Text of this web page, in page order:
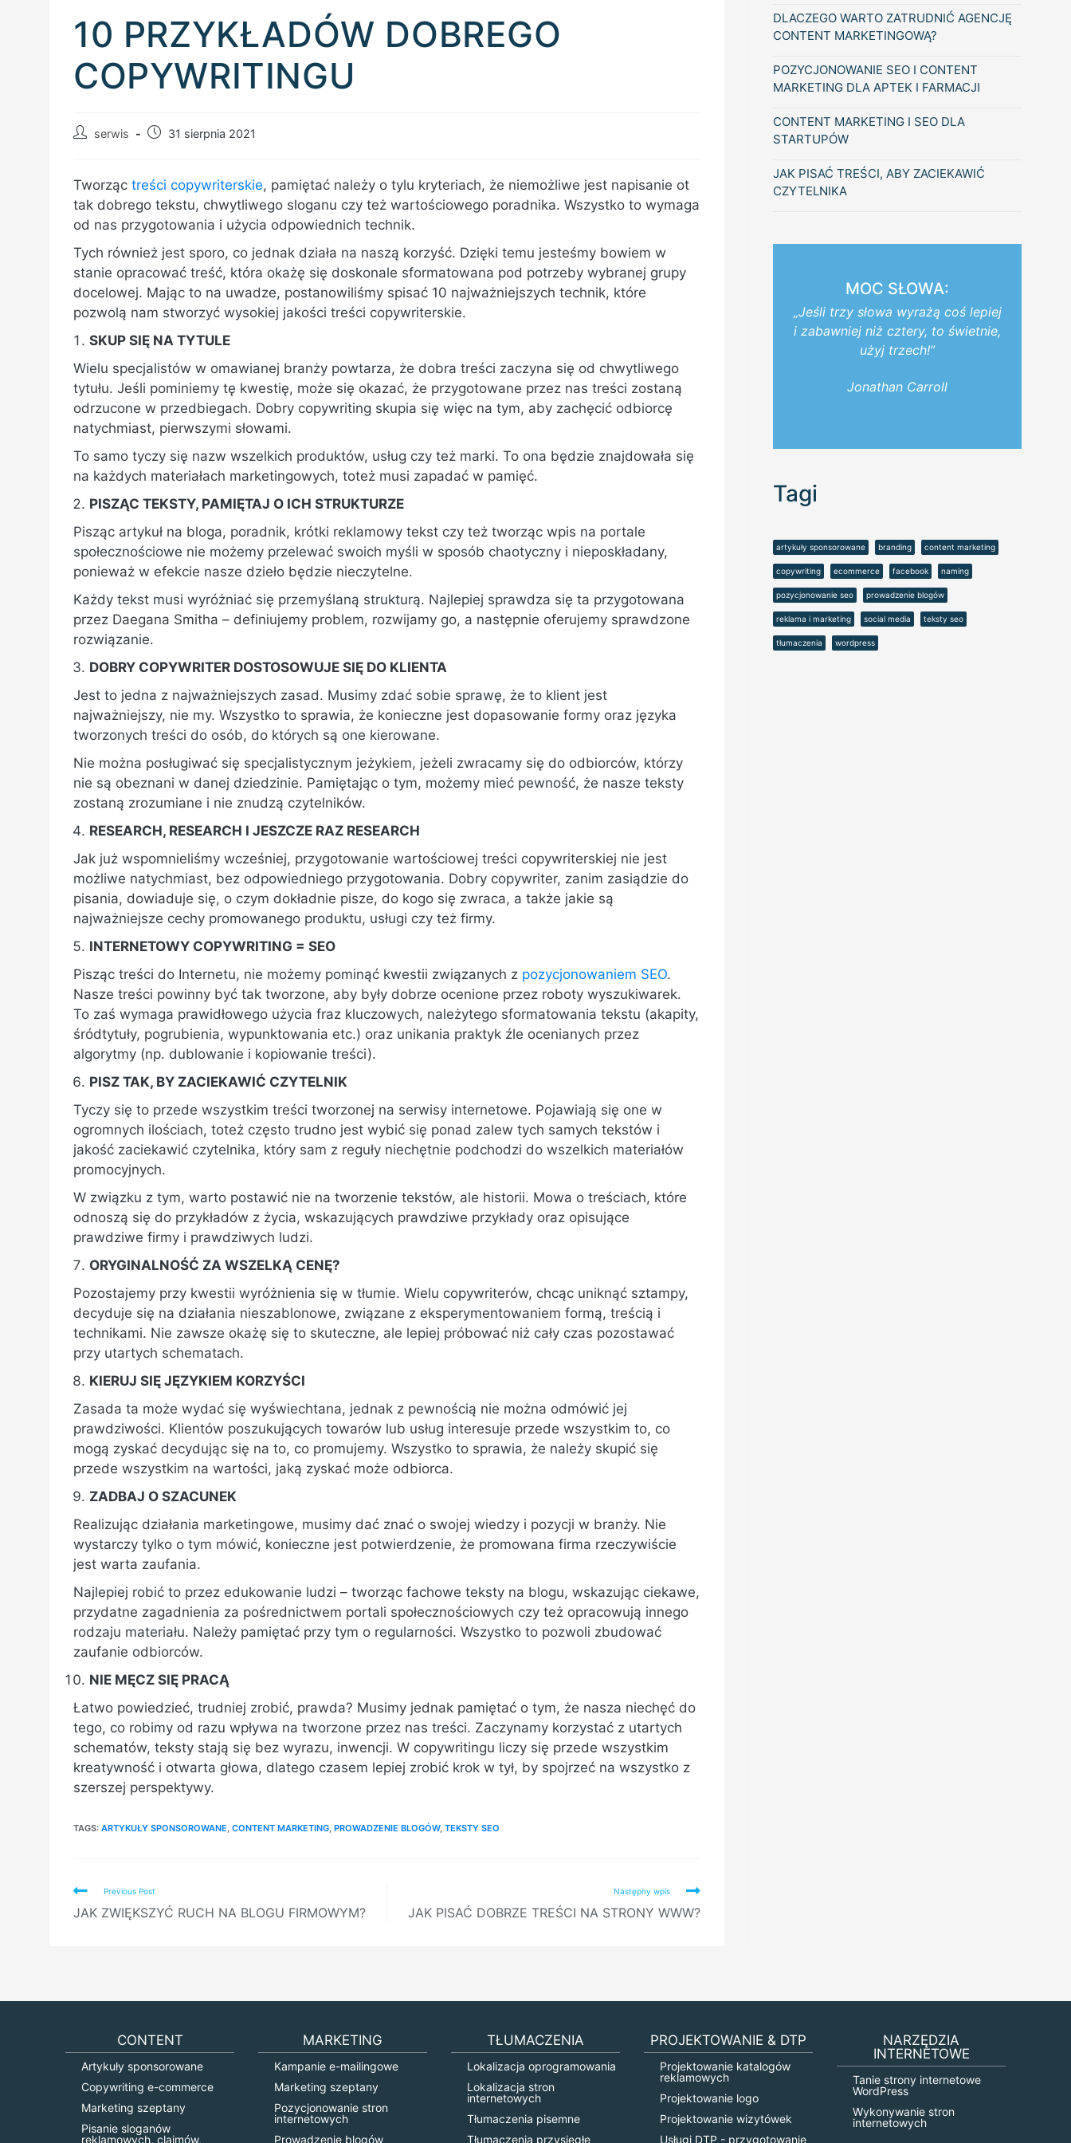
10 PRZYKŁADÓW DOBREGO
COPYWRITINGU
Postserwis
Post31 sierpnia 2021
Tworząc treści copywriterskie, pamiętać należy o tylu kryteriach, że niemożliwe jest napisanie ot
tak dobrego tekstu, chwytliwego sloganu czy też wartościowego poradnika. Wszystko to wymaga
od nas przygotowania i użycia odpowiednich technik.
Tych również jest sporo, co jednak działa na naszą korzyść. Dzięki temu jesteśmy bowiem w
stanie opracować treść, która okażę się doskonale sformatowana pod potrzeby wybranej grupy
docelowej. Mając to na uwadze, postanowiliśmy spisać 10 najważniejszych technik, które
pozwolą nam stworzyć wysokiej jakości treści copywriterskie.
SKUP SIĘ NA TYTULE
Wielu specjalistów w omawianej branży powtarza, że dobra treści zaczyna się od chwytliwego
tytułu. Jeśli pominiemy tę kwestię, może się okazać, że przygotowane przez nas treści zostaną
odrzucone w przedbiegach. Dobry copywriting skupia się więc na tym, aby zachęcić odbiorcę
natychmiast, pierwszymi słowami.
To samo tyczy się nazw wszelkich produktów, usług czy też marki. To ona będzie znajdowała się
na każdych materiałach marketingowych, toteż musi zapadać w pamięć.
PISZĄC TEKSTY, PAMIĘTAJ O ICH STRUKTURZE
Pisząc artykuł na bloga, poradnik, krótki reklamowy tekst czy też tworząc wpis na portale
społecznościowe nie możemy przelewać swoich myśli w sposób chaotyczny i nieposkładany,
ponieważ w efekcie nasze dzieło będzie nieczytelne.
Każdy tekst musi wyróżniać się przemyślaną strukturą. Najlepiej sprawdza się ta przygotowana
przez Daegana Smitha – definiujemy problem, rozwijamy go, a następnie oferujemy sprawdzone
rozwiązanie.
DOBRY COPYWRITER DOSTOSOWUJE SIĘ DO KLIENTA
Jest to jedna z najważniejszych zasad. Musimy zdać sobie sprawę, że to klient jest
najważniejszy, nie my. Wszystko to sprawia, że konieczne jest dopasowanie formy oraz języka
tworzonych treści do osób, do których są one kierowane.
Nie można posługiwać się specjalistycznym jeżykiem, jeżeli zwracamy się do odbiorców, którzy
nie są obeznani w danej dziedzinie. Pamiętając o tym, możemy mieć pewność, że nasze teksty
zostaną zrozumiane i nie znudzą czytelników.
RESEARCH, RESEARCH I JESZCZE RAZ RESEARCH
Jak już wspomnieliśmy wcześniej, przygotowanie wartościowej treści copywriterskiej nie jest
możliwe natychmiast, bez odpowiedniego przygotowania. Dobry copywriter, zanim zasiądzie do
pisania, dowiaduje się, o czym dokładnie pisze, do kogo się zwraca, a także jakie są
najważniejsze cechy promowanego produktu, usługi czy też firmy.
INTERNETOWY COPYWRITING = SEO
Pisząc treści do Internetu, nie możemy pominąć kwestii związanych z pozycjonowaniem SEO.
Nasze treści powinny być tak tworzone, aby były dobrze ocenione przez roboty wyszukiwarek.
To zaś wymaga prawidłowego użycia fraz kluczowych, należytego sformatowania tekstu (akapity,
śródtytuły, pogrubienia, wypunktowania etc.) oraz unikania praktyk źle ocenianych przez
algorytmy (np. dublowanie i kopiowanie treści).
PISZ TAK, BY ZACIEKAWIĆ CZYTELNIK
Tyczy się to przede wszystkim treści tworzonej na serwisy internetowe. Pojawiają się one w
ogromnych ilościach, toteż często trudno jest wybić się ponad zalew tych samych tekstów i
jakość zaciekawić czytelnika, który sam z reguły niechętnie podchodzi do wszelkich materiałów
promocyjnych.
W związku z tym, warto postawić nie na tworzenie tekstów, ale historii. Mowa o treściach, które
odnoszą się do przykładów z życia, wskazujących prawdziwe przykłady oraz opisujące
prawdziwe firmy i prawdziwych ludzi.
ORYGINALNOŚĆ ZA WSZELKĄ CENĘ?
Pozostajemy przy kwestii wyróżnienia się w tłumie. Wielu copywriterów, chcąc uniknąć sztampy,
decyduje się na działania nieszablonowe, związane z eksperymentowaniem formą, treścią i
technikami. Nie zawsze okażę się to skuteczne, ale lepiej próbować niż cały czas pozostawać
przy utartych schematach.
KIERUJ SIĘ JĘZYKIEM KORZYŚCI
Zasada ta może wydać się wyświechtana, jednak z pewnością nie można odmówić jej
prawdziwości. Klientów poszukujących towarów lub usług interesuje przede wszystkim to, co
mogą zyskać decydując się na to, co promujemy. Wszystko to sprawia, że należy skupić się
przede wszystkim na wartości, jaką zyskać może odbiorca.
ZADBAJ O SZACUNEK
Realizując działania marketingowe, musimy dać znać o swojej wiedzy i pozycji w branży. Nie
wystarczy tylko o tym mówić, konieczne jest potwierdzenie, że promowana firma rzeczywiście
jest warta zaufania.
Najlepiej robić to przez edukowanie ludzi – tworząc fachowe teksty na blogu, wskazując ciekawe,
przydatne zagadnienia za pośrednictwem portali społecznościowych czy też opracowują innego
rodzaju materiału. Należy pamiętać przy tym o regularności. Wszystko to pozwoli zbudować
zaufanie odbiorców.
NIE MĘCZ SIĘ PRACĄ
Łatwo powiedzieć, trudniej zrobić, prawda? Musimy jednak pamiętać o tym, że nasza niechęć do
tego, co robimy od razu wpływa na tworzone przez nas treści. Zaczynamy korzystać z utartych
schematów, teksty stają się bez wyrazu, inwencji. W copywritingu liczy się przede wszystkim
kreatywność i otwarta głowa, dlatego czasem lepiej zrobić krok w tył, by spojrzeć na wszystko z
szerszej perspektywy.
TAGS: ARTYKUŁY SPONSOROWANE, CONTENT MARKETING, PROWADZENIE BLOGÓW, TEKSTY SEO
Read
articles
Previous Post
JAK ZWIĘKSZYĆ RUCH NA BLOGU FIRMOWYM?
Następny wpis
JAK PISAĆ DOBRZE TREŚCI NA STRONY WWW?
DLACZEGO WARTO ZATRUDNIĆ AGENCJĘ
CONTENT MARKETINGOWĄ?
POZYCJONOWANIE SEO I CONTENT
MARKETING DLA APTEK I FARMACJI
CONTENT MARKETING I SEO DLA
STARTUPÓW
JAK PISAĆ TREŚCI, ABY ZACIEKAWIĆ
CZYTELNIKA
MOC SŁOWA:
„Jeśli trzy słowa wyrażą coś lepiej
i zabawniej niż cztery, to świetnie,
użyj trzech!”
Jonathan Carroll
Tagi
artykuły sponsorowane branding content marketing
copywriting ecommerce facebook naming
pozycjonowanie seo prowadzenie blogów
reklama i marketing social media teksty seo
tłumaczenia wordpress
CONTENT
Artykuły sponsorowane
Copywriting e-commerce
Marketing szeptany
Pisanie sloganów
reklamowych, claimów,
MARKETING
Kampanie e-mailingowe
Marketing szeptany
Pozycjonowanie stron
internetowych
Prowadzenie blogów
TŁUMACZENIA
Lokalizacja oprogramowania
Lokalizacja stron
internetowych
Tłumaczenia pisemne
Tłumaczenia przysięgłe
PROJEKTOWANIE & DTP
Projektowanie katalogów
reklamowych
Projektowanie logo
Projektowanie wizytówek
Usługi DTP - przygotowanie
NARZĘDZIA
INTERNETOWE
Tanie strony internetowe
WordPress
Wykonywanie stron
internetowych